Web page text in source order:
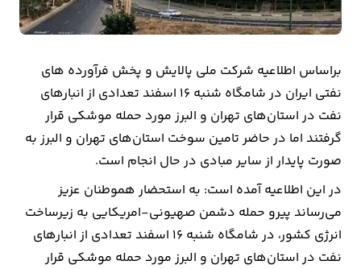
کشاورزی
و
مسکن
اقتصاد
ایران
ارتباطات
خودرو
براساس اطلاعیه شرکت ملی پالایش و پخش فرآورده های
نفتی ایران در شامگاه شنبه ۱۶ اسفند تعدادی از انبارهای
نفت در استان‌های تهران و البرز مورد حمله موشکی قرار
گرفتند اما در حاضر تامین سوخت استان‌های تهران و البرز به
صورت پایدار از سایر مبادی در حال انجام است.
در این اطلاعیه آمده است: به استحضار هموطنان عزیز
می‌رساند پیرو حمله دشمن صهیونی-امریکایی به زیرساخت
انرژی کشور، در شامگاه شنبه ۱۶ اسفند تعدادی از انبارهای
نفت در استان‌های تهران و البرز مورد حمله موشکی قرار